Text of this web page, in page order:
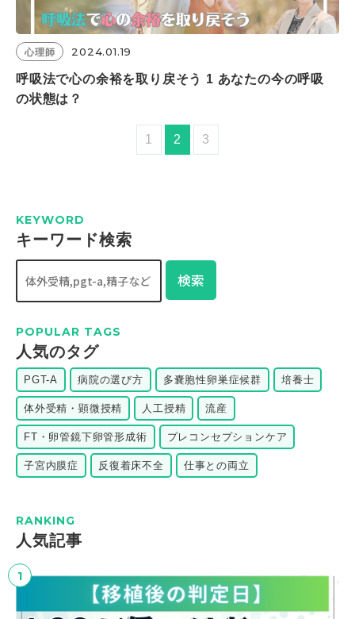
心理師 2024.01.19
呼吸法で心の余裕を取り戻そう 1 あなたの今の呼吸
の状態は？
1 2 3
KEYWORD
キーワード検索
検索
POPULAR TAGS
⼈気のタグ
PGT-A 病院の選び方 多嚢胞性卵巣症候群 培養士
体外受精・顕微授精 人工授精 流産
FT・卵管鏡下卵管形成術 プレコンセプションケア
子宮内膜症 反復着床不全 仕事との両立
RANKING
⼈気記事
1